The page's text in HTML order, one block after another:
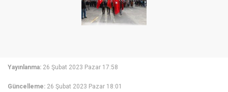
Yayınlanma: 26 Şubat 2023 Pazar 17:58
Güncelleme: 26 Şubat 2023 Pazar 18:01